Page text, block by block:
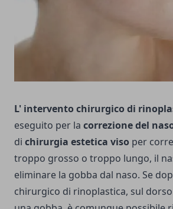
L' intervento chirurgico di
eseguito per la correzione del
di chirurgia estetica viso per
troppo grosso o troppo lungo, il
eliminare la gobba dal naso. Se
chirurgico di rinoplastica, sul